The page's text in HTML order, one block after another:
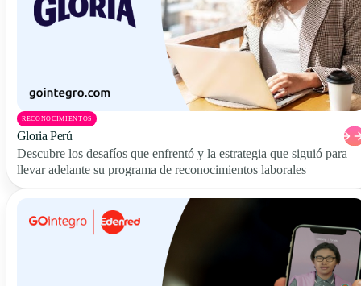
RECONOCIMIENTOS
Gloria Perú
Descubre los desafíos que enfrentó y la estrategia que siguió para
llevar adelante su programa de reconocimientos laborales